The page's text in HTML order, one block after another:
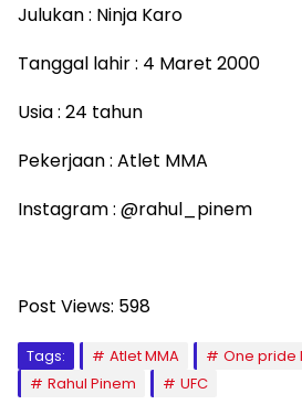
Julukan : Ninja Karo
Tanggal lahir : 4 Maret 2000
Usia : 24 tahun
Pekerjaan : Atlet MMA
Instagram : @rahul_pinem
Post Views: 598
Tags: Atlet MMA
One pride
Rahul Pinem
UFC